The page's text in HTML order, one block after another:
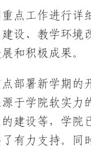
点工作进行详
设、教学环境
和积极成果。
部署新学期的
于学院软实力
建设等，学院
有力支持。同